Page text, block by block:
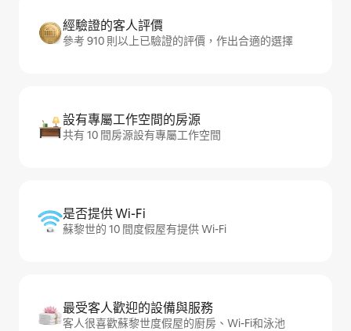
經驗證的客人評價
參考 910 則以上已驗證的評價，作出合適的選擇
設有專屬工作空間的房源
共有 10 間房源設有專屬工作空間
是否提供 Wi-Fi
蘇黎世的 10 間度假屋有提供 Wi-Fi
最受客人歡迎的設備與服務
客人很喜歡蘇黎世度假屋的廚房、Wi-Fi和泳池